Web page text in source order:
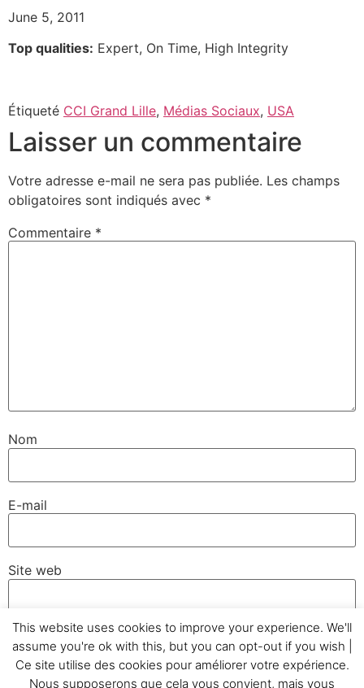
June 5, 2011
Top qualities: Expert, On Time, High Integrity
Étiqueté CCI Grand Lille, Médias Sociaux, USA
Laisser un commentaire
Votre adresse e-mail ne sera pas publiée. Les champs
obligatoires sont indiqués avec *
Commentaire *
Nom
E-mail
Site web
This website uses cookies to improve your experience. We'll
assume you're ok with this, but you can opt-out if you wish |
Ce site utilise des cookies pour améliorer votre expérience.
Nous supposerons que cela vous convient, mais vous